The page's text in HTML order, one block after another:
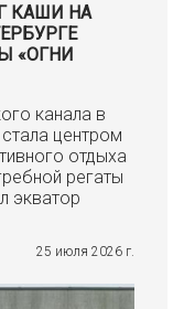
КАШИ НА
«ОГНИ
канала в
центром
отдыха
регаты
экватор
25 июля 2026 г.